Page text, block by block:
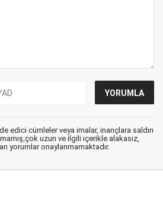
edici cümleler veya imalar, inançlara saldırı
uzun ve ilgili içerikle alakasız,
yorumlar onaylanmamaktadır.